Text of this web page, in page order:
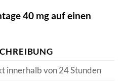
40 mg auf einen
innerhalb von 24 Stunden